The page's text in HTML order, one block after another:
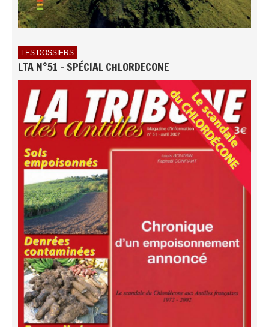
LES DOSSIERS
LTA N°51 - SPÉCIAL CHLORDECONE